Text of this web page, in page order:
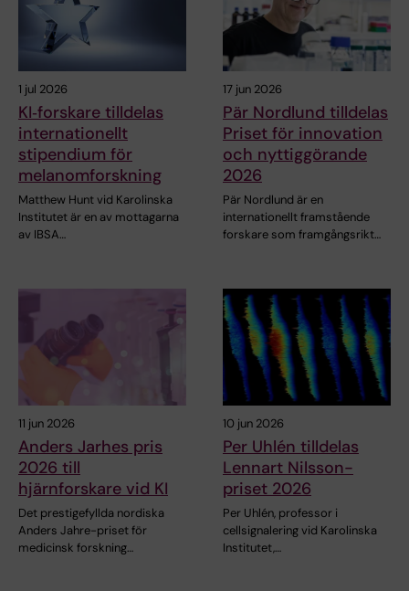
1 jul 2026
KI‑forskare tilldelas
internationellt
stipendium för
melanomforskning
Matthew Hunt vid Karolinska
Institutet är en av mottagarna
av IBSA…
17 jun 2026
Pär Nordlund tilldelas
Priset för innovation
och nyttiggörande
2026
Pär Nordlund är en
internationellt framstående
forskare som framgångsrikt…
11 jun 2026
Anders Jarhes pris
2026 till
hjärnforskare vid KI
Det prestigefyllda nordiska
Anders Jahre-priset för
medicinsk forskning…
10 jun 2026
Per Uhlén tilldelas
Lennart Nilsson-
priset 2026
Per Uhlén, professor i
cellsignalering vid Karolinska
Institutet,…